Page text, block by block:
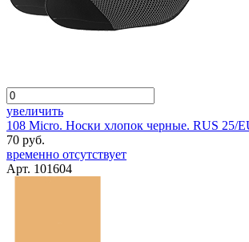
увеличить
108 Micro. Носки хлопок черные. RUS 25/
70 руб.
временно отсутствует
Арт. 101604